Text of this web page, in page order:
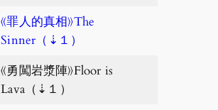
《罪人的真相》The
Sinner（⇣１）
《勇闖岩漿陣》Floor is
Lava（⇣１）